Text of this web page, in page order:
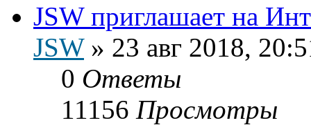
JSW приглашает на
JSW» 23 авг 2018,
0 Ответы
11156 Просмотры